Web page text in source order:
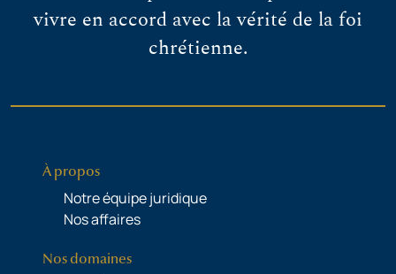
vivre en accord avec la vérité de la foi
chrétienne.
À propos
Notre équipe juridique
Nos affaires
Nos domaines